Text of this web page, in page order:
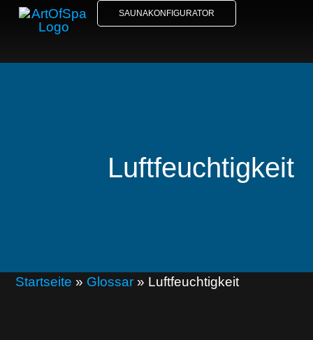
SAUNAKONFIGURATOR
Luftfeuchtigkeit
Startseite » Glossar » Luftfeuchtigkeit